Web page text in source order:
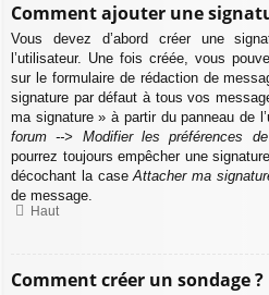
Comment ajouter une
Vous devez d’abord créer une
l’utilisateur. Une fois créée, vous
sur le formulaire de rédaction de
signature par défaut à tous vos
ma signature » à partir du panneau de
forum --> Modifier les préférences
pourrez toujours empêcher une
décochant la caseAttacher ma
de message.
Haut
Comment créer un sondage ?